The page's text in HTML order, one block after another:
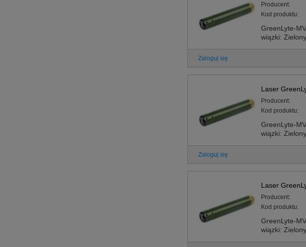
Producent:
Kod produktu:
GreenLyte-
wiązki: Zielony
Zaloguj się
Laser
Producent:
Kod produktu:
GreenLyte-
wiązki: Zielony
Zaloguj się
Laser
Producent:
Kod produktu:
GreenLyte-
wiązki: Zielony